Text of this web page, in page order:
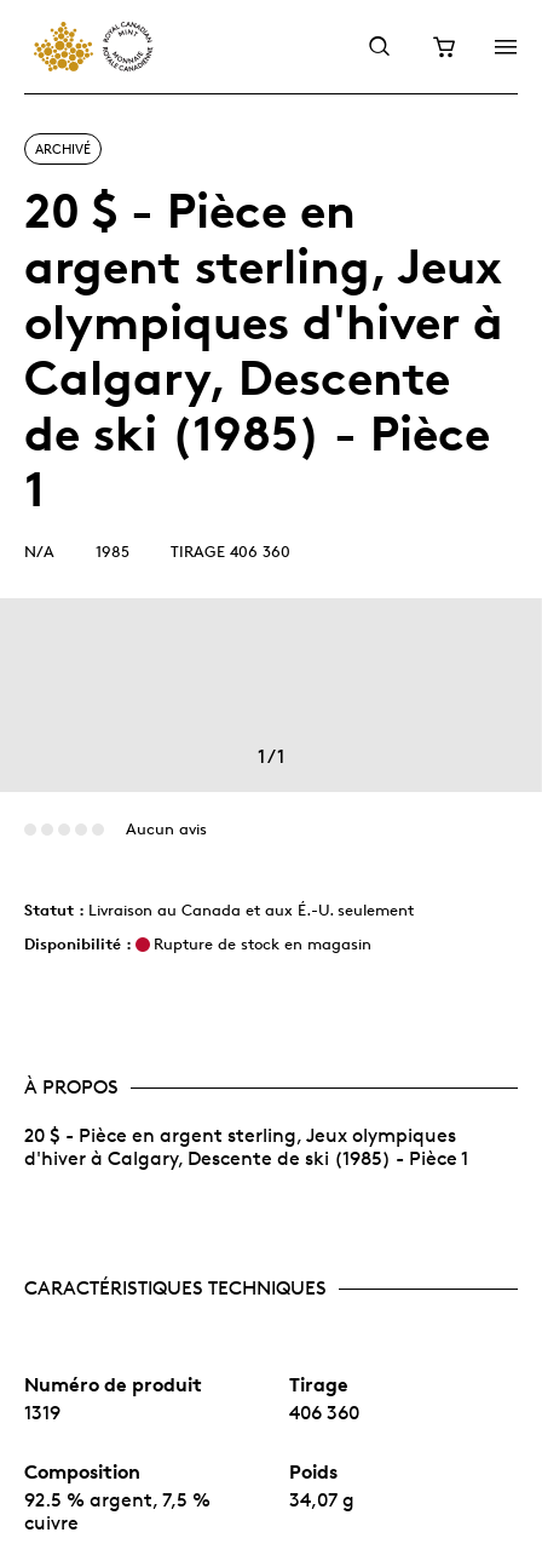
ARCHIVÉ
20 $ - Pièce en
argent sterling, Jeux
olympiques d'hiver à
Calgary, Descente
de ski (1985) - Pièce
1
N/A 1985 TIRAGE 406 360
1/1
Aucun avis
Statut : Livraison au Canada et aux É.-U. seulement
Disponibilité :
Rupture de stock en magasin
À PROPOS
20 $ - Pièce en argent sterling, Jeux olympiques
d'hiver à Calgary, Descente de ski (1985) - Pièce 1
CARACTÉRISTIQUES TECHNIQUES
Numéro de produit
1319
Tirage
406 360
Composition
92.5 % argent, 7,5 %
cuivre
Poids
34,07 g